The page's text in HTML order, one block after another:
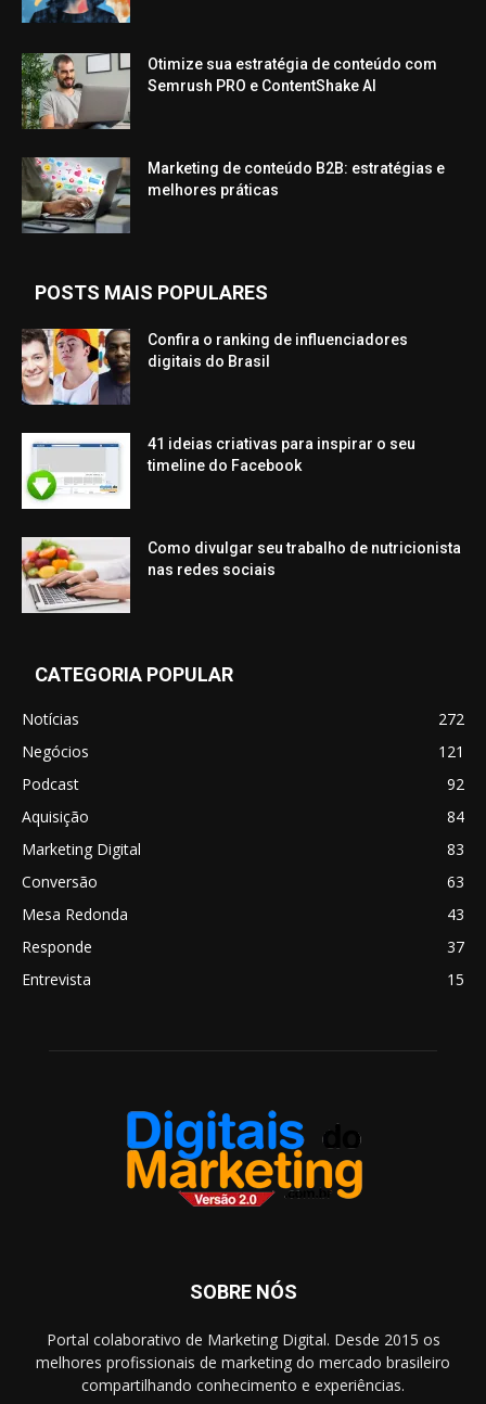
Otimize sua estratégia de conteúdo com
Semrush PRO e ContentShake AI
Marketing de conteúdo B2B: estratégias e
melhores práticas
POSTS MAIS POPULARES
Confira o ranking de influenciadores
digitais do Brasil
41 ideias criativas para inspirar o seu
timeline do Facebook
Como divulgar seu trabalho de nutricionista
nas redes sociais
CATEGORIA POPULAR
Notícias
272
Negócios
121
Podcast
92
Aquisição
84
Marketing Digital
83
Conversão
63
Mesa Redonda
43
Responde
37
Entrevista
15
SOBRE NÓS
Portal colaborativo de Marketing Digital. Desde 2015 os
melhores profissionais de marketing do mercado brasileiro
compartilhando conhecimento e experiências.